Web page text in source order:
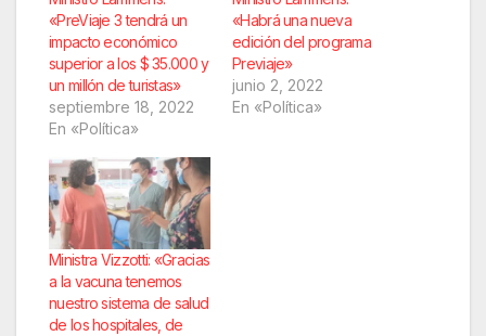
«PreViaje 3 tendrá un
impacto económico
superior a los $ 35.000 y
un millón de turistas»
septiembre 18, 2022
En «Política»
«Habrá una nueva
edición del programa
Previaje»
junio 2, 2022
En «Política»
Ministra Vizzotti: «Gracias
a la vacuna tenemos
nuestro sistema de salud
de los hospitales, de